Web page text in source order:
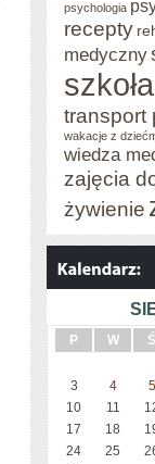
psychologia
recepty
medyczny
szkoła
transport
wakacje z
wiedza
zajęcia
żywienie
P W Ś
3
4 5
10
11
17
18
24
25